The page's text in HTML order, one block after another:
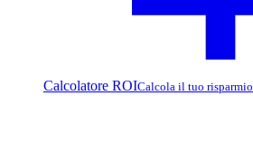
Calcolatore ROICalcola il tuo risparmio